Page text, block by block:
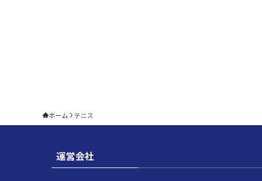
ホーム テニス
運営会社